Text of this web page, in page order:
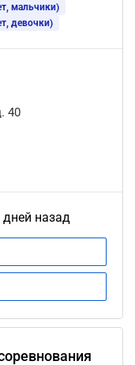
мальчики)
девочки)
40
назад